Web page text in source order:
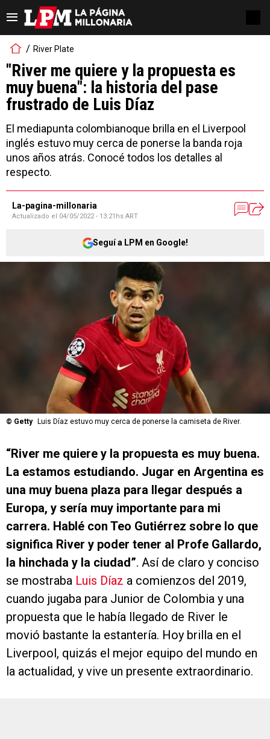
River Plate
"River me quiere y la propuesta es
muy buena": la historia del pase
frustrado de Luis Díaz
El mediapunta colombianoque brilla en el Liverpool
inglés estuvo muy cerca de ponerse la banda roja
unos años atrás. Conocé todos los detalles al
respecto.
La-pagina-millonaria
Actualizado el 04/05/2022 - 13:21hs ART
Seguí a LPM en Google!
© Getty Luis Díaz estuvo muy cerca de ponerse la camiseta de River.
“River me quiere y la propuesta es muy buena.
La estamos estudiando. Jugar en Argentina es
una muy buena plaza para llegar después a
Europa, y sería muy importante para mi
carrera. Hablé con Teo Gutiérrez sobre lo que
significa River y poder tener al Profe Gallardo,
la hinchada y la ciudad”. Así de claro y conciso
se mostraba Luis Díaz a comienzos del 2019,
cuando jugaba para Junior de Colombia y una
propuesta que le había llegado de River le
movió bastante la estantería. Hoy brilla en el
Liverpool, quizás el mejor equipo del mundo en
la actualidad, y vive un presente extraordinario.